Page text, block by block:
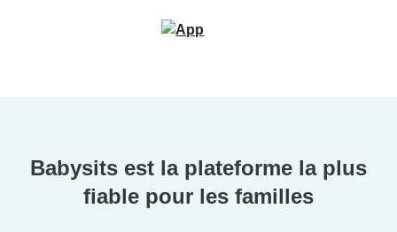
Babysits est la plateforme la plus
fiable pour les familles